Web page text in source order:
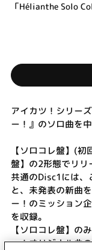
「Hélianthe Solo
アイカツ！シリー
ー！』のソロ曲を
【ソロコレ盤】(
盤】の2形態でリリ
共通のDisc1には、
と、未発表の新曲
ー！のミッション
を収録。
【ソロコレ盤】の
ー！オリジナル曲